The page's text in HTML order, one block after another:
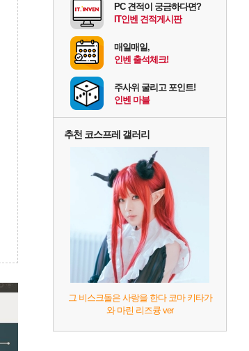
PC 견적이 궁금하다면?
IT인벤 견적게시판
매일매일,
인벤 출석체크!
주사위 굴리고 포인트!
인벤 마블
추천 코스프레 갤러리
그 비스크돌은 사랑을 한다 코마 키타가
와 마린 리즈큥 ver